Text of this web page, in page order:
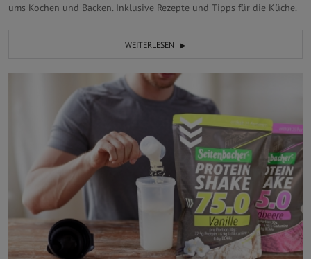
ums Kochen und Backen. Inklusive Rezepte und Tipps für die Küche.
WEITERLESEN